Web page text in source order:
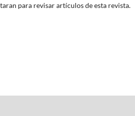
para revisar artículos de esta revista.